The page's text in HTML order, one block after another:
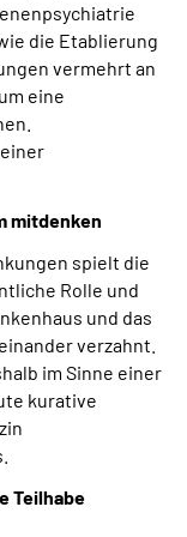
die Etablierung
vermehrt an
eine
mitdenken
spielt die
Rolle und
und das
verzahnt.
im Sinne einer
kurative
Teilhabe